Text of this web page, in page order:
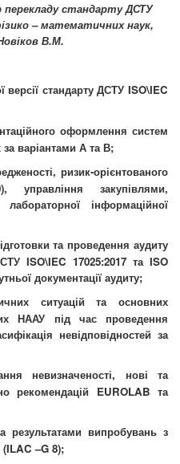
стандарту ДСТУ
– математичних наук,
В.М.
версії стандарту ДСТУ ISO\IEC
оформлення систем
варіантами А та В;
ризик-орієнтованого
управління закупівлями,
лабораторної інформаційної
та проведення аудиту
ISO\IEC 17025:2017 та ISO
документації аудиту;
ситуацій та основних
НААУ під час проведення
невідповідностей за
невизначеності, нові та
рекомендацій EUROLAB та
результатами випробувань з
(ILAC –G8);